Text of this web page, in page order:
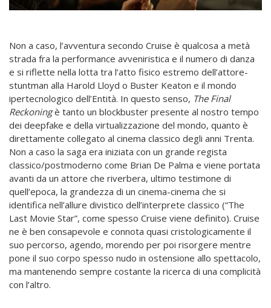
Non a caso, l’avventura secondo Cruise è qualcosa a metà
strada fra la performance avveniristica e il numero di danza
e si riflette nella lotta tra l’atto fisico estremo dell’attore-
stuntman alla Harold Lloyd o Buster Keaton e il mondo
ipertecnologico dell’Entità. In questo senso, The Final
Reckoningè tanto un blockbuster presente al nostro tempo
dei deepfake e della virtualizzazione del mondo, quanto è
direttamente collegato al cinema classico degli anni Trenta.
Non a caso la saga era iniziata con un grande regista
classico/postmoderno come Brian De Palma e viene portata
avanti da un attore che riverbera, ultimo testimone di
quell’epoca, la grandezza di un cinema-cinema che si
identifica nell’allure divistico dell’interprete classico (“The
Last Movie Star”, come spesso Cruise viene definito). Cruise
ne è ben consapevole e connota quasi cristologicamente il
suo percorso, agendo, morendo per poi risorgere mentre
pone il suo corpo spesso nudo in ostensione allo spettacolo,
ma mantenendo sempre costante la ricerca di una complicità
con l’altro.